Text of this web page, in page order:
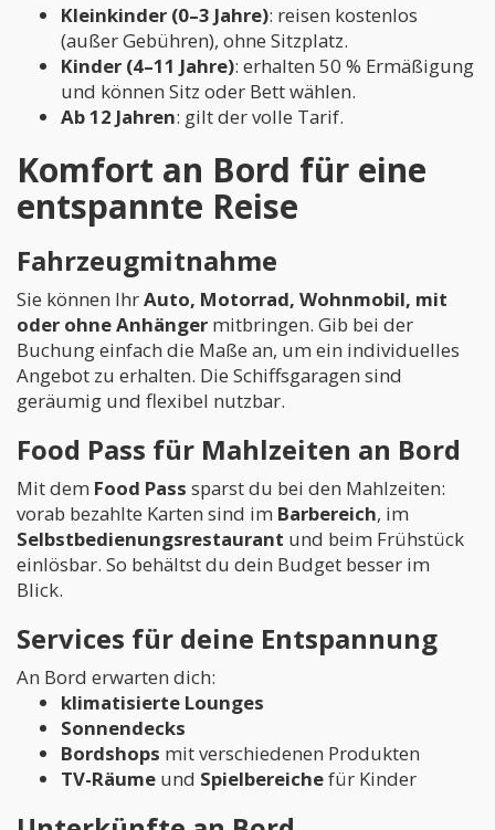
Kleinkinder (0–3 Jahre): reisen kostenlos
(außer Gebühren), ohne Sitzplatz.
Kinder (4–11 Jahre): erhalten 50 % Ermäßigung
und können Sitz oder Bett wählen.
Ab 12 Jahren: gilt der volle Tarif.
Komfort an Bord für eine
entspannte Reise
Fahrzeugmitnahme
Sie können IhrAuto, Motorrad, Wohnmobil, mit
oder ohne Anhänger mitbringen. Gib bei der
Buchung einfach die Maße an, um ein individuelles
Angebot zu erhalten. Die Schiffsgaragen sind
geräumig und flexibel nutzbar.
Food Pass für Mahlzeiten an Bord
Mit dem Food Pass sparst du bei den Mahlzeiten:
vorab bezahlte Karten sind im Barbereich, im
Selbstbedienungsrestaurant und beim Frühstück
einlösbar. So behältst du dein Budget besser im
Blick.
Services für deine Entspannung
An Bord erwarten dich:
klimatisierte Lounges
Sonnendecks
Bordshops mit verschiedenen Produkten
TV-Räume und Spielbereichefür Kinder